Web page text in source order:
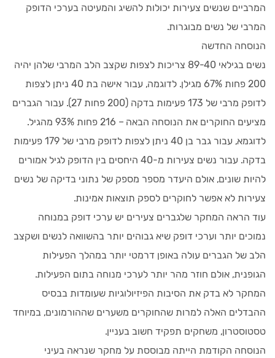
המרביים שנשים צעירות יכולות להשיג והמעיטה בערכי הדופק
המרבי של נשים מבוגרות.
הנוסחה החדשה
נשים בגילאי 89-40 צריכות לצפות שקצב הלב המרבי שלהן יהיה
200 פחות 67% מגילן. לדוגמה, עבור אישה בת 40 ניתן לצפות
לדופק מרבי של 173 פעימות בדקה (200 פחות 27). עבור הגברים
מציעים החוקרים את הנוסחה הבאה – 216 פחות 93% מהגיל.
לדוגמא, עבור גבר בן 40 ניתן לצפות לדופק מרבי של 179 פעימות
בדקה. עבור נשים צעירות מ-40 היחסים בין הדופק לגיל אמורים
להיות שונים, אולם היעדר מספר מספק של נתוני בדיקה של נשים
צעירות לא אפשר לחוקרים לספק תוצאות אמינות.
עוד הראה המחקר שלגברים צעירים יש ערכי דופק במנוחה
נמוכים יותר וערכי דופק שיא גבוהים יותר בהשוואה לנשים ושקצב
הלב של הגברים עולה באופן דרמטי יותר במהלך הפעילות
הגופנית, אולם חוזר מהר יותר לערכי מנוחה בתום הפעילות.
המחקר לא בדק את הסיבות הפיזיולוגיות שעומדות בבסיס
ההבדלים האלה למרות שהחוקרים משערים שההורמונים, במיוחד
טסטוסטרון, משחקים תפקיד חשוב בעניין.
הנוסחה הקודמת הייתה מבוססת על מחקר שנראה בעיני